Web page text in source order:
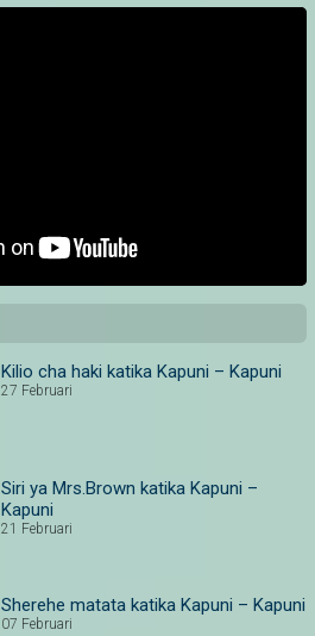
Kilio cha haki katika Kapuni – Kapuni
27 Februari
Siri ya Mrs.Brown katika Kapuni –
Kapuni
21 Februari
Sherehe matata katika Kapuni – Kapuni
07 Februari